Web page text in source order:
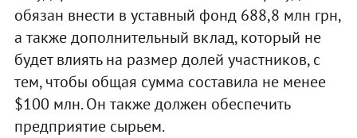
обязан внести в уставный фонд 688,8 млн грн,
а также дополнительный вклад, который не
будет влиять на размер долей участников, с
тем, чтобы общая сумма составила не менее
$100 млн. Он также должен обеспечить
предприятие сырьем.